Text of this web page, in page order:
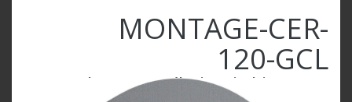
MONTAGE-CER-
120-GCL
Cercle 120x120x5 mélamine Gris clair